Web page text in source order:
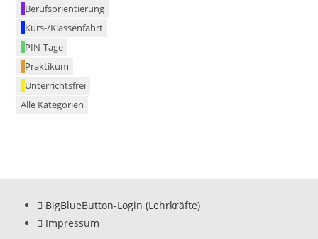
Berufsorientierung
Kurs-/Klassenfahrt
PIN-Tage
Praktikum
Unterrichtsfrei
Alle Kategorien
BigBlueButton-Login (Lehrkräfte)
Impressum